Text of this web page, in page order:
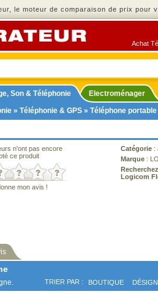
le moteur de comparaison de prix pour
Achat
Son & Téléphonie
Electroménager
» Téléphonie & GPS » Téléphone portable
n'ont pas encore
ce produit
mon avis !
Catégorie :
Marque :
Logicom
TRIER PAR : BOUTIQUE